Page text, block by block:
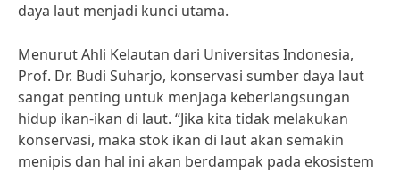
daya laut menjadi kunci utama.
Menurut Ahli Kelautan dari Universitas Indonesia,
Prof. Dr. Budi Suharjo, konservasi sumber daya laut
sangat penting untuk menjaga keberlangsungan
hidup ikan-ikan di laut. “Jika kita tidak melakukan
konservasi, maka stok ikan di laut akan semakin
menipis dan hal ini akan berdampak pada ekosistem